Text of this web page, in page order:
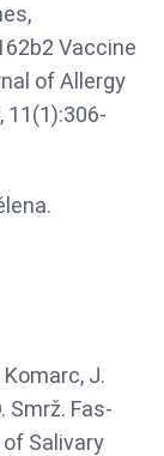
Vaccine
of Allergy
11(1):306-
Komarc, J.
Smrž. Fas-
Salivary